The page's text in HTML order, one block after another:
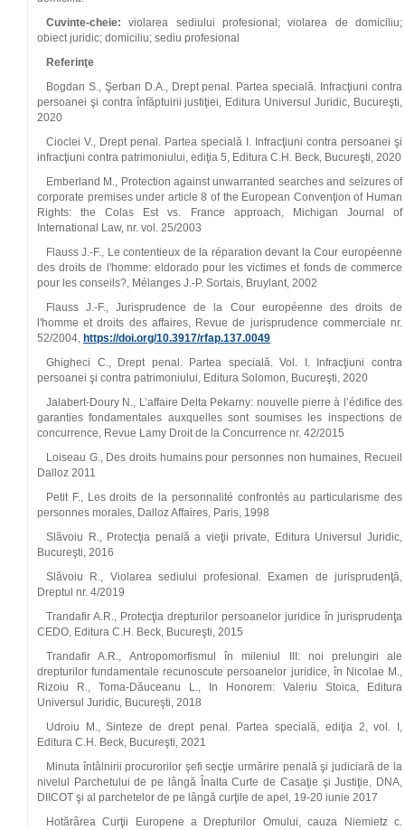
Cuvinte-cheie: violarea sediului profesional; violarea de domiciliu;
obiect juridic; domiciliu; sediu profesional
Referinţe
Bogdan S., Şerban D.A., Drept penal. Partea specială. Infracţiuni contra
persoanei şi contra înfăptuirii justiţiei, Editura Universul Juridic, Bucureşti,
2020
Cioclei V., Drept penal. Partea specială I. Infracţiuni contra persoanei şi
infracţiuni contra patrimoniului, ediţia 5, Editura C.H. Beck, Bucureşti, 2020
Emberland M., Protection against unwarranted searches and seizures of
corporate premises under article 8 of the European Convenţion of Human
Rights: the Colas Est vs. France approach, Michigan Journal of
International Law, nr. vol. 25/2003
Flauss J.‑F., Le contentieux de la réparation devant la Cour européenne
des droits de l'homme: eldorado pour les victimes et fonds de commerce
pour les conseils?, Mélanges J.‑P. Sortais, Bruylant, 2002
Flauss J.‑F., Jurisprudence de la Cour européenne des droits de
l'homme et droits des affaires, Revue de jurisprudence commerciale nr.
52/2004, https://doi.org/10.3917/rfap.137.0049
Ghigheci C., Drept penal. Partea specială. Vol. I. Infracţiuni contra
persoanei şi contra patrimoniului, Editura Solomon, Bucureşti, 2020
Jalabert‑Doury N., L’affaire Delta Pekarny: nouvelle pierre à l’édifice des
garanties fondamentales auxquelles sont soumises les inspections de
concurrence, Revue Lamy Droit de la Concurrence nr. 42/2015
Loiseau G., Des droits humains pour personnes non humaines, Recueil
Dalloz 2011
Petit F., Les droits de la personnalité confrontés au particularisme des
personnes morales, Dalloz Affaires, Paris, 1998
Slăvoiu R., Protecţia penală a vieţii private, Editura Universul Juridic,
Bucureşti, 2016
Slăvoiu R., Violarea sediului profesional. Examen de jurisprudenţă,
Dreptul nr. 4/2019
Trandafir A.R., Protecţia drepturilor persoanelor juridice în jurisprudenţa
CEDO, Editura C.H. Beck, Bucureşti, 2015
Trandafir A.R., Antropomorfismul în mileniul III: noi prelungiri ale
drepturilor fundamentale recunoscute persoanelor juridice, în Nicolae M.,
Rizoiu R., Toma‑Dăuceanu L., In Honorem: Valeriu Stoica, Editura
Universul Juridic, Bucureşti, 2018
Udroiu M., Sinteze de drept penal. Partea specială, ediţia 2, vol. I,
Editura C.H. Beck, Bucureşti, 2021
Minuta întâlnirii procurorilor şefi secţie urmărire penală şi judiciară de la
nivelul Parchetului de pe lângă Înalta Curte de Casaţie şi Justiţie, DNA,
DIICOT şi al parchetelor de pe lângă curţile de apel, 19‑20 iunie 2017
Hotărârea Curţii Europene a Drepturilor Omului, cauza Niemietz c.